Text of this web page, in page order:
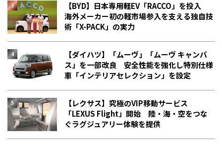
【BYD】日本専用軽EV「RACCO」を投入
海外メーカー初の軽市場参入を支える独自技
術「X-PACK」の実力
【ダイハツ】「ムーヴ」「ムーヴ キャンバ
ス」を一部改良 安全性能を強化し特別仕様
車「インテリアセレクション」を設定
【レクサス】究極のVIP移動サービス
「LEXUS Flight」開始 陸・海・空をつな
ぐラグジュアリー体験を提供